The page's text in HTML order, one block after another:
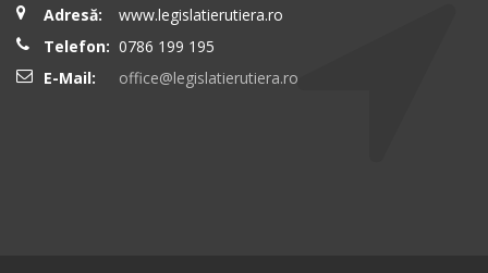
Adresă:
www.legislatierutiera.ro
Telefon: 0786 199 195
E-Mail:
office@legislatierutiera.ro